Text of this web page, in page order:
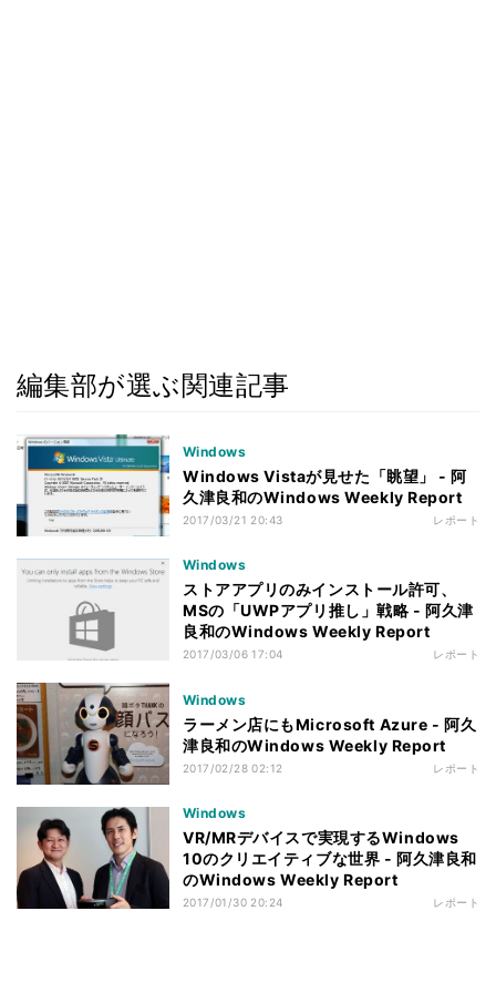
編集部が選ぶ関連記事
Windows
Windows Vistaが見せた「眺望」 - 阿
久津良和のWindows Weekly Report
2017/03/21 20:43 レポート
Windows
ストアアプリのみインストール許可、
MSの「UWPアプリ推し」戦略 - 阿久津
良和のWindows Weekly Report
2017/03/06 17:04 レポート
Windows
ラーメン店にもMicrosoft Azure - 阿久
津良和のWindows Weekly Report
2017/02/28 02:12 レポート
Windows
VR/MRデバイスで実現するWindows
10のクリエイティブな世界 - 阿久津良和
のWindows Weekly Report
2017/01/30 20:24 レポート